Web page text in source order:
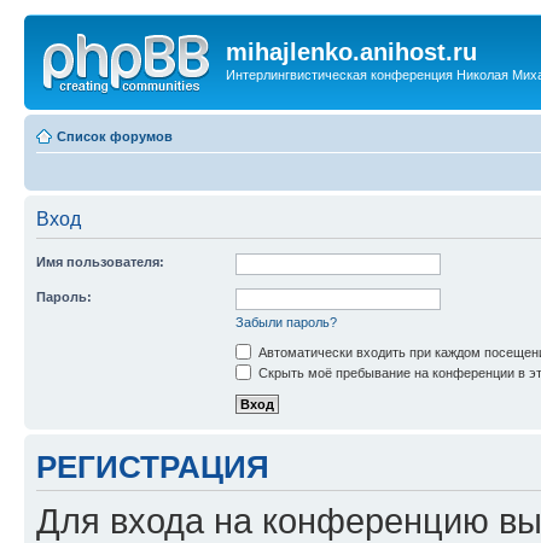
mihajlenko.anihost.ru
Интерлингвистическая конференция Николая
Список форумов
Вход
Имя пользователя:
Пароль:
Забыли пароль?
Автоматически входить при каждом
Скрыть моё пребывание на конференции в
РЕГИСТРАЦИЯ
Для входа на конференцию